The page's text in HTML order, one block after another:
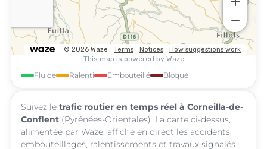
Fluide Ralenti Embouteillé Bloqué
Suivez le trafic routier en temps réel à Corneilla-de-
Conflent (Pyrénées-Orientales). La carte ci-dessus,
alimentée par Waze, affiche en direct les accidents,
embouteillages, ralentissements et travaux signalés